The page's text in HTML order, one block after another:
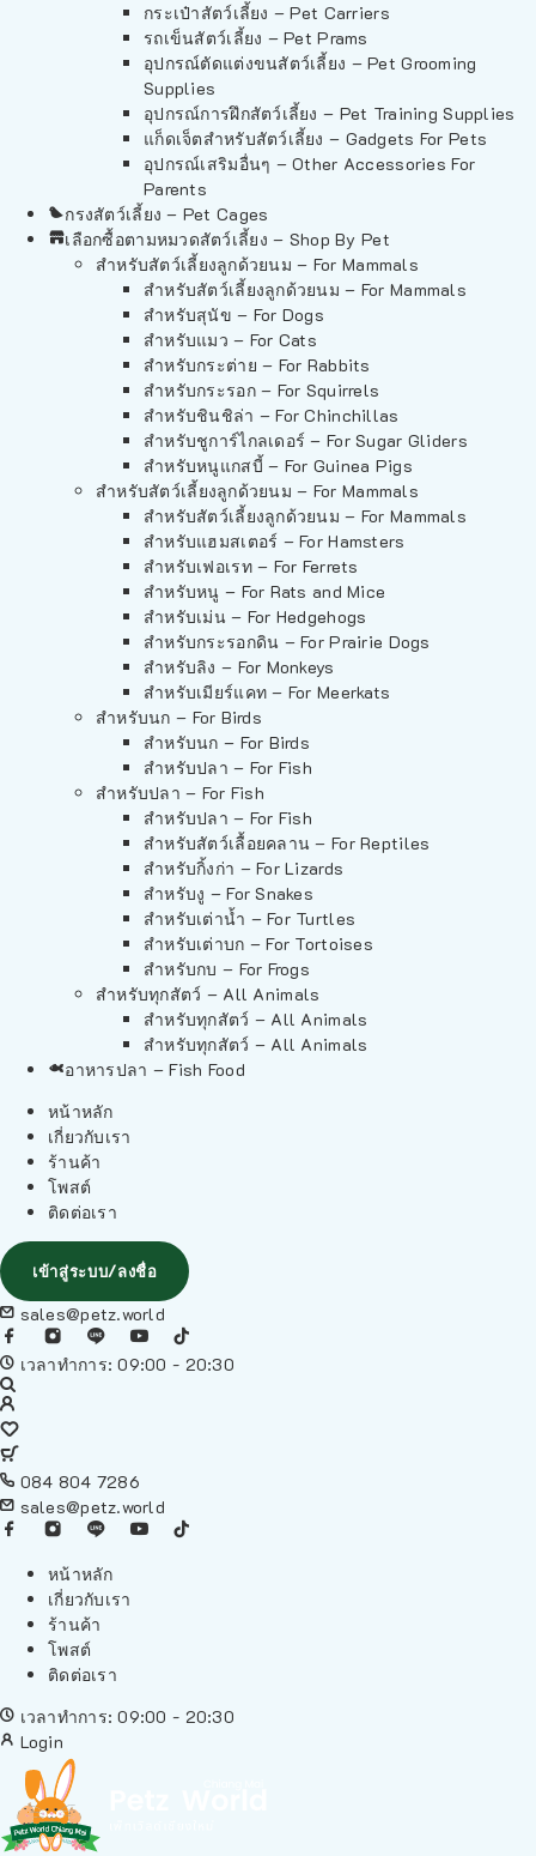
กระเป๋าสัตว์เลี้ยง – Pet Carriers
รถเข็นสัตว์เลี้ยง – Pet Prams
อุปกรณ์ตัดแต่งขนสัตว์เลี้ยง – Pet Grooming
Supplies
อุปกรณ์การฝึกสัตว์เลี้ยง – Pet Training Supplies
แก็ดเจ็ตสำหรับสัตว์เลี้ยง – Gadgets For Pets
อุปกรณ์เสริมอื่นๆ – Other Accessories For
Parents
กรงสัตว์เลี้ยง – Pet Cages
เลือกซื้อตามหมวดสัตว์เลี้ยง – Shop By Pet
สำหรับสัตว์เลี้ยงลูกด้วยนม – For Mammals
สำหรับสัตว์เลี้ยงลูกด้วยนม – For Mammals
สำหรับสุนัข – For Dogs
สำหรับแมว – For Cats
สำหรับกระต่าย – For Rabbits
สำหรับกระรอก – For Squirrels
สำหรับชินชิล่า – For Chinchillas
สำหรับชูการ์ไกลเดอร์ – For Sugar Gliders
สำหรับหนูแกสบี้ – For Guinea Pigs
สำหรับสัตว์เลี้ยงลูกด้วยนม – For Mammals
สำหรับสัตว์เลี้ยงลูกด้วยนม – For Mammals
สำหรับแฮมสเตอร์ – For Hamsters
สำหรับเฟอเรท – For Ferrets
สำหรับหนู – For Rats and Mice
สำหรับเม่น – For Hedgehogs
สำหรับกระรอกดิน – For Prairie Dogs
สำหรับลิง – For Monkeys
สำหรับเมียร์แคท – For Meerkats
สำหรับนก – For Birds
สำหรับนก – For Birds
สำหรับปลา – For Fish
สำหรับปลา – For Fish
สำหรับปลา – For Fish
สำหรับสัตว์เลื้อยคลาน – For Reptiles
สำหรับกิ้งก่า – For Lizards
สำหรับงู – For Snakes
สำหรับเต่าน้ำ – For Turtles
สำหรับเต่าบก – For Tortoises
สำหรับกบ – For Frogs
สำหรับทุกสัตว์ – All Animals
สำหรับทุกสัตว์ – All Animals
สำหรับทุกสัตว์ – All Animals
อาหารปลา – Fish Food
หน้าหลัก
เกี่ยวกับเรา
ร้านค้า
โพสต์
ติดต่อเรา
เข้าสู่ระบบ/ลงชื่อ
sales@petz.world
เวลาทำการ: 09:00 - 20:30
084 804 7286
sales@petz.world
หน้าหลัก
เกี่ยวกับเรา
ร้านค้า
โพสต์
ติดต่อเรา
เวลาทำการ: 09:00 - 20:30
Login